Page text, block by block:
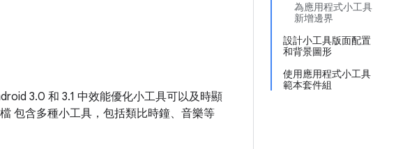
為應用程式小工具
新增邊界
設計小工具版面配置
和背景圖形
使用應用程式小工具
範本套件組
3.0 和 3.1 中效能優化小工具可以及時顯
包含多種小工具，包括類比時鐘、音樂等